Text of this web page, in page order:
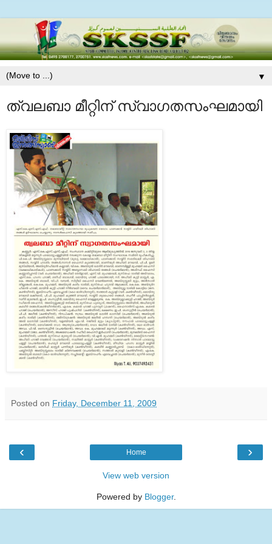
▼
ത്വലബാ മീറ്റിന് സ്വാഗതസംഘമായി
Posted on Friday, December 11, 2009
‹ ›
Home
View web version
Powered by Blogger.